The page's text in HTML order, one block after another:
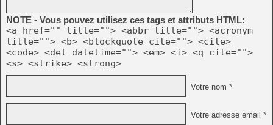
NOTE - Vous pouvez utilisez ces tags et attributs HTML:
<a href="" title=""> <abbr title=""> <acronym
title=""> <b> <blockquote cite=""> <cite>
<code> <del datetime=""> <em> <i> <q cite="">
<s> <strike> <strong>
Votre nom *
Votre adresse email *